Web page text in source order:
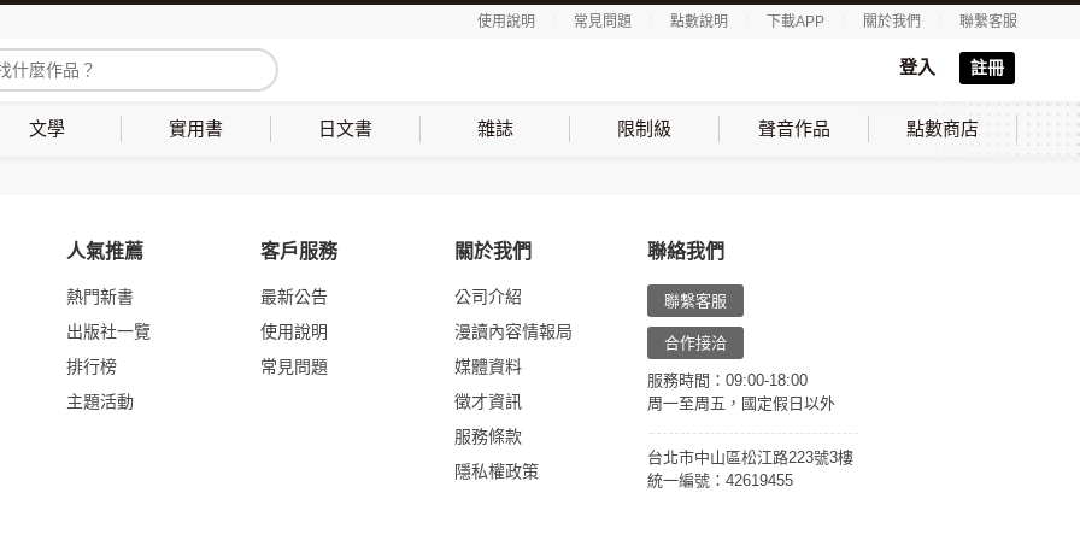
使用說明 常見問題 點數說明 下載APP 關於我們 聯繫客服
登入 註冊
文學 實用書 日文書 雜誌 限制級 聲音作品 點數商店
人氣推薦
熱門新書
出版社一覽
排行榜
主題活動
客戶服務
最新公告
使用說明
常見問題
關於我們
公司介紹
漫讀內容情報局
媒體資料
徵才資訊
服務條款
隱私權政策
聯絡我們
聯繫客服
合作接洽
服務時間：09:00-18:00
周一至周五，國定假日以外
台北市中山區松江路223號3樓
統一編號：42619455